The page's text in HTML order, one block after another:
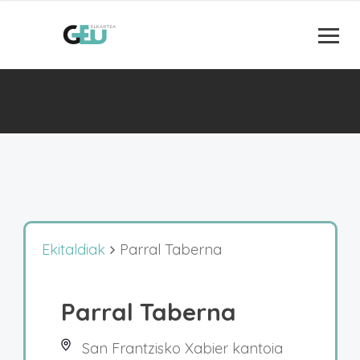
Ekitaldiak Parral Taberna
Parral Taberna
San Frantzisko Xabier kantoia